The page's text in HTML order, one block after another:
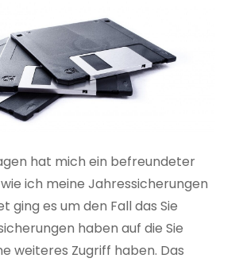
hat mich ein befreundeter
ich meine Jahressicherungen
ging es um den Fall das Sie
haben auf die Sie
weiteres Zugriff haben. Das